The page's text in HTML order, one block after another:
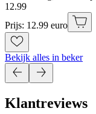
12.99
Prijs: 12.99 euro
Bekijk alles in beker
Klantreviews